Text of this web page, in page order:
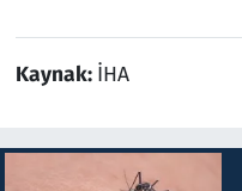
Kaynak: İHA